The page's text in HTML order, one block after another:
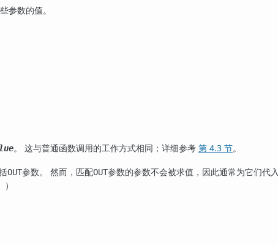
参数的值。
。 这与普通函数调用的工作方式相同；详细参考 第 4.3 节。
OUT参数。 然而，匹配OUT参数的参数不会被求值，因此通常为它们代入